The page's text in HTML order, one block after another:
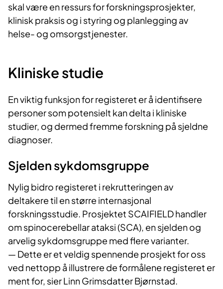
skal være en ressurs for forskningsprosjekter,
klinisk praksis og i styring og planlegging av
helse- og omsorgstjenester.
Kliniske studie
En viktig funksjon for registeret er å identifisere
personer som potensielt kan delta i kliniske
studier, og dermed fremme forskning på sjeldne
diagnoser.
Sjelden sykdomsgruppe
Nylig bidro registeret i rekrutteringen av
deltakere til en større internasjonal
forskningsstudie. Prosjektet SCAIFIELD handler
om spinocerebellar ataksi (SCA), en sjelden og
arvelig sykdomsgruppe med flere varianter.
— Dette er et veldig spennende prosjekt for oss
ved nettopp å illustrere de formålene registeret er
ment for, sier Linn Grimsdatter Bjørnstad.